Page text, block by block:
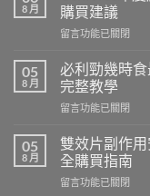
馬
糖
效
真
相：
香
港
家
實
與
8 月
購買建議
在
印
度
威
而
評
價：
香
港
留言功能已關閉
05
8 月
必利勁幾時
完整教學
在
利
勁
幾
時
留言功能已關閉
05
8 月
雙效片副作
全購買指南
在
留言功能已關閉